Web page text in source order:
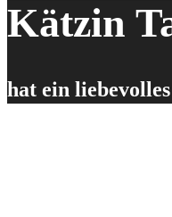
Kätzin
hat ein